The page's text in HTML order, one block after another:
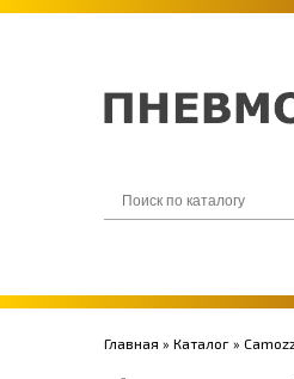
Главная » Каталог »